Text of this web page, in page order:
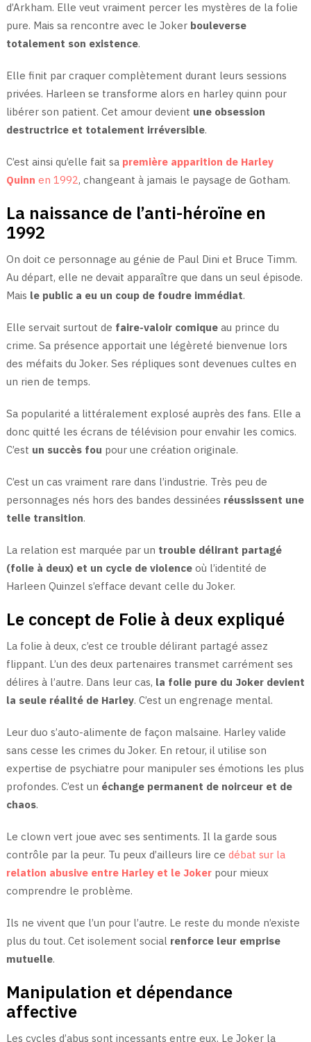
d’Arkham. Elle veut vraiment percer les mystères de la folie
pure. Mais sa rencontre avec le Joker bouleverse
totalement son existence.
Elle finit par craquer complètement durant leurs sessions
privées. Harleen se transforme alors en harley quinn pour
libérer son patient. Cet amour devient une obsession
destructrice et totalement irréversible.
C’est ainsi qu’elle fait sa première apparition de Harley
Quinn en 1992, changeant à jamais le paysage de Gotham.
La naissance de l’anti-héroïne en
1992
On doit ce personnage au génie de Paul Dini et Bruce Timm.
Au départ, elle ne devait apparaître que dans un seul épisode.
Mais le public a eu un coup de foudre immédiat.
Elle servait surtout de faire-valoir comiqueau prince du
crime. Sa présence apportait une légèreté bienvenue lors
des méfaits du Joker. Ses répliques sont devenues cultes en
un rien de temps.
Sa popularité a littéralement explosé auprès des fans. Elle a
donc quitté les écrans de télévision pour envahir les comics.
C’est un succès fou pour une création originale.
C’est un cas vraiment rare dans l’industrie. Très peu de
personnages nés hors des bandes dessinées réussissent une
telle transition.
La relation est marquée par un trouble délirant partagé
(folie à deux) et un cycle de violenceoù l’identité de
Harleen Quinzel s’efface devant celle du Joker.
Le concept de Folie à deux expliqué
La folie à deux, c’est ce trouble délirant partagé assez
flippant. L’un des deux partenaires transmet carrément ses
délires à l’autre. Dans leur cas, la folie pure du Joker devient
la seule réalité de Harley. C’est un engrenage mental.
Leur duo s’auto-alimente de façon malsaine. Harley valide
sans cesse les crimes du Joker. En retour, il utilise son
expertise de psychiatre pour manipuler ses émotions les plus
profondes. C’est un échange permanent de noirceur et de
chaos.
Le clown vert joue avec ses sentiments. Il la garde sous
contrôle par la peur. Tu peux d’ailleurs lire ce débat sur la
relation abusive entre Harley et le Jokerpour mieux
comprendre le problème.
Ils ne vivent que l’un pour l’autre. Le reste du monde n’existe
plus du tout. Cet isolement social renforce leur emprise
mutuelle.
Manipulation et dépendance
affective
Les cycles d’abus sont incessants entre eux. Le Joker la